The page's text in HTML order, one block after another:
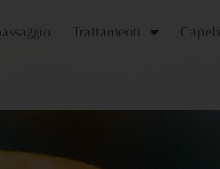
Trattamenti Capelli